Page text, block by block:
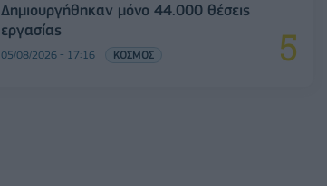
Δημιουργήθηκαν μόνο 44.000 θέσεις
εργασίας
05/08/2026 - 17:16 ΚΟΣΜΟΣ